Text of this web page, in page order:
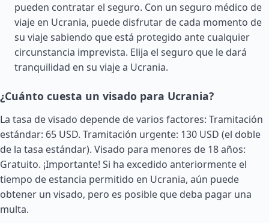
pueden contratar el seguro. Con un seguro médico de
viaje en Ucrania, puede disfrutar de cada momento de
su viaje sabiendo que está protegido ante cualquier
circunstancia imprevista. Elija el seguro que le dará
tranquilidad en su viaje a Ucrania.
¿Cuánto cuesta un visado para Ucrania?
La tasa de visado depende de varios factores: Tramitación
estándar: 65 USD. Tramitación urgente: 130 USD (el doble
de la tasa estándar). Visado para menores de 18 años:
Gratuito. ¡Importante! Si ha excedido anteriormente el
tiempo de estancia permitido en Ucrania, aún puede
obtener un visado, pero es posible que deba pagar una
multa.